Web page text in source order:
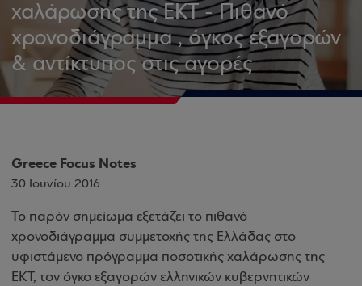
χαλάρωσης της ΕΚΤ - Πιθανό
χρονοδιάγραμμα , όγκος εξαγορών
& αντίκτυπος στις αγορές
Greece Focus Notes
30 Ιουνίου 2016
Το παρόν σημείωμα εξετάζει το πιθανό
χρονοδιάγραμμα συμμετοχής της Ελλάδας στο
υφιστάμενο πρόγραμμα ποσοτικής χαλάρωσης της
ΕΚΤ, τον όγκο εξαγορών ελληνικών κυβερνητικών